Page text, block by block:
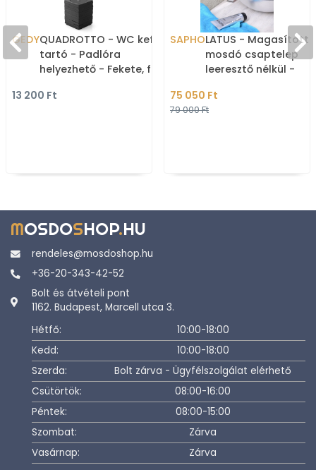
GEDYQUADROTTO - WC kefe
tartó - Padlóra
helyezhető - Fekete, fa
13 200 Ft
SAPHOLATUS - Magasított
mosdó csaptelep
leeresztő nélkül -
75 050 Ft
79 000 Ft
MOSDOSHOP.HU
rendeles@mosdoshop.hu
+36-20-343-42-52
Bolt és átvételi pont
1162. Budapest, Marcell utca 3.
Hétfő:
10:00-18:00
Kedd:
10:00-18:00
Szerda:
Bolt zárva - Ügyfélszolgálat elérhető
Csütörtök:
08:00-16:00
Péntek:
08:00-15:00
Szombat:
Zárva
Vasárnap:
Zárva